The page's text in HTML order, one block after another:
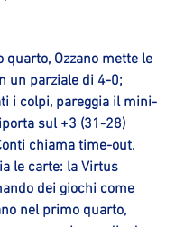
quarto, Ozzano mette le
un parziale di 4-0;
i colpi, pareggia il mini-
sul +3 (31-28)
chiama time-out.
le carte: la Virtus
dei giochi come
nel primo quarto,